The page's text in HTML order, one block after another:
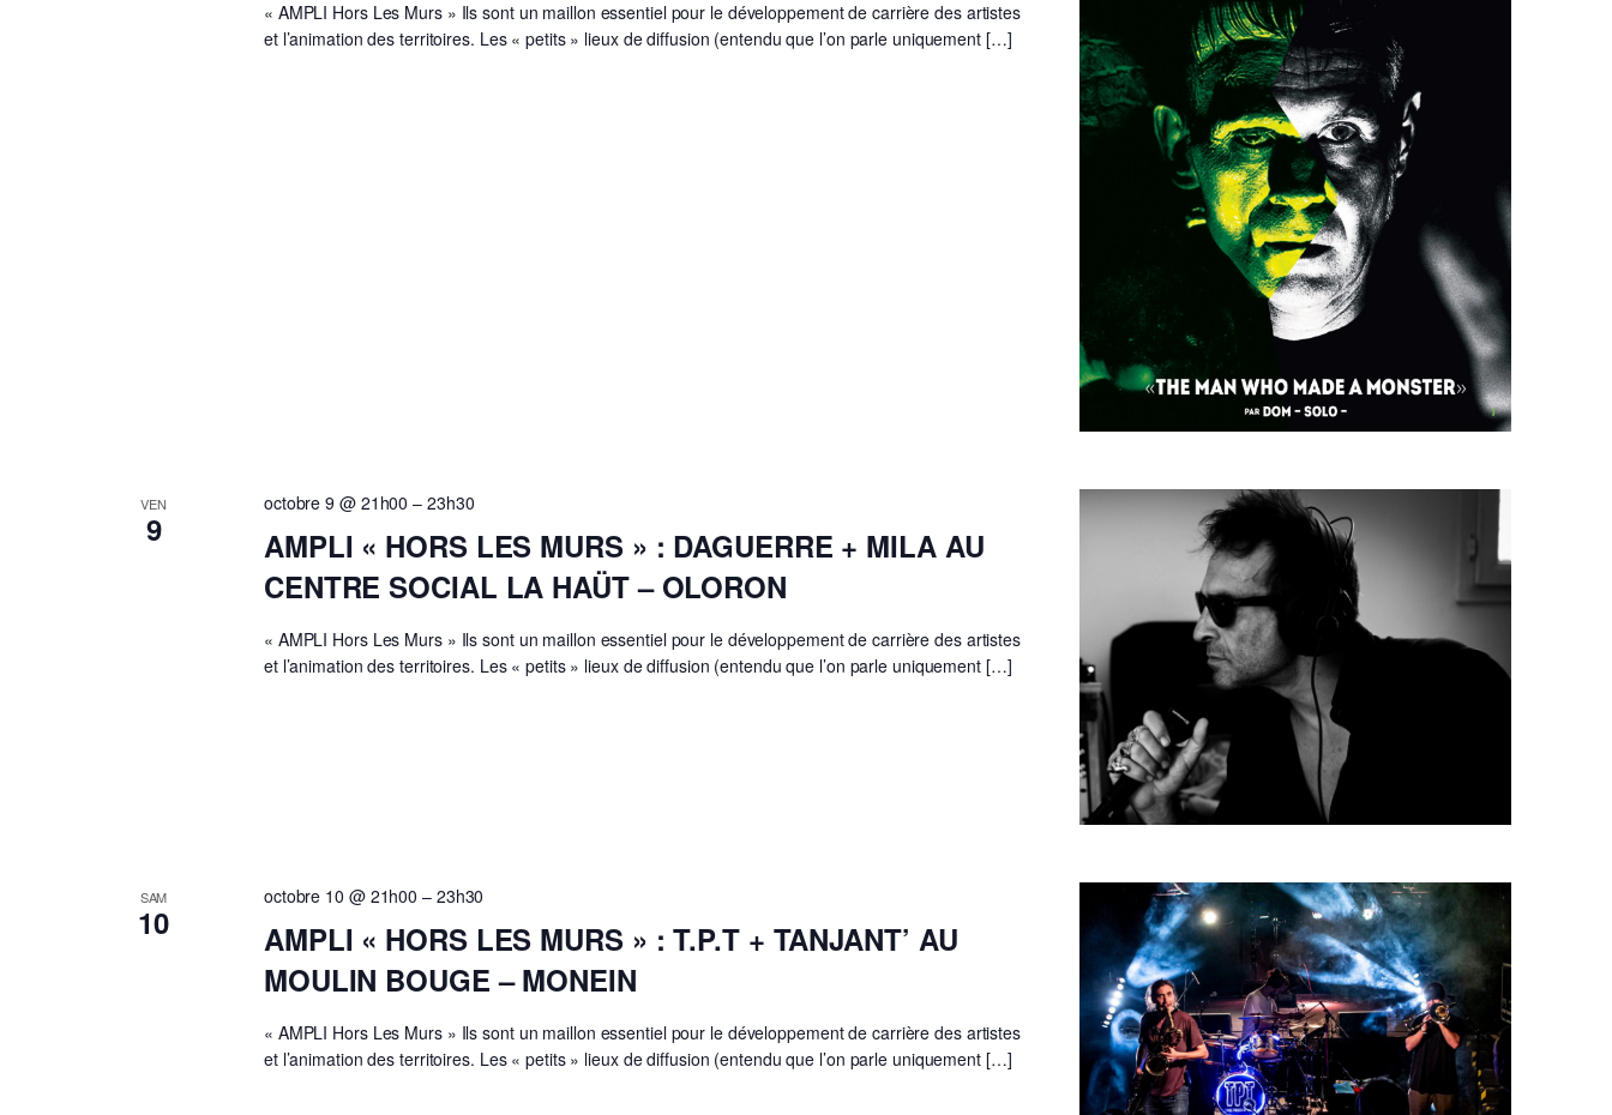
« AMPLI Hors Les Murs » Ils sont un maillon essentiel pour le développement de carrière des artistes
et l’animation des territoires. Les « petits » lieux de diffusion (entendu que l’on parle uniquement […]
VEN
9
AMPLI « HORS LES MURS » : DAGUERRE + MILA AU
CENTRE SOCIAL LA HAÜT – OLORON
octobre 9 @ 21h00 – 23h30
« AMPLI Hors Les Murs » Ils sont un maillon essentiel pour le développement de carrière des artistes
et l’animation des territoires. Les « petits » lieux de diffusion (entendu que l’on parle uniquement […]
SAM
10
AMPLI « HORS LES MURS » : T.P.T + TANJANT’ AU
MOULIN BOUGE – MONEIN
octobre 10 @ 21h00 – 23h30
« AMPLI Hors Les Murs » Ils sont un maillon essentiel pour le développement de carrière des artistes
et l’animation des territoires. Les « petits » lieux de diffusion (entendu que l’on parle uniquement […]